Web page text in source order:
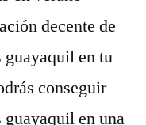
decente de
en tu
conseguir
en una